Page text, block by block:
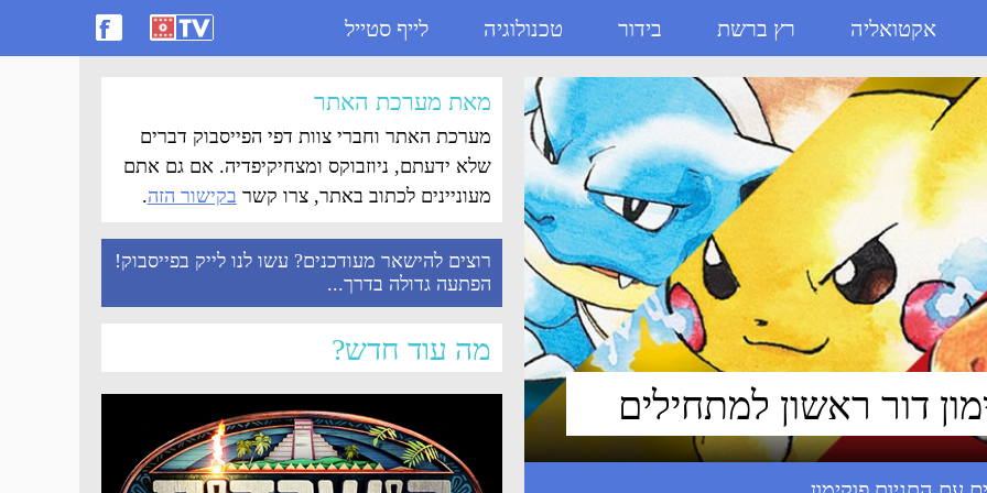
אקטואליה רץ ברשת בידור טכנולוגיה לייף סטייל - ניוזבוקס
דור ראשון למתחילים
מאת מערכת האתר
מערכת האתר וחברי צוות דפי הפייסבוק דברים
שלא ידעתם, ניוזבוקס ומצחיקיפדיה. אם גם אתם
מעוניינים לכתוב באתר, צרו קשר בקישור הזה.
רוצים להישאר מעודכנים? עשו לנו לייק בפייסבוק!
הפתעה גדולה בדרך...
מה עוד חדש?